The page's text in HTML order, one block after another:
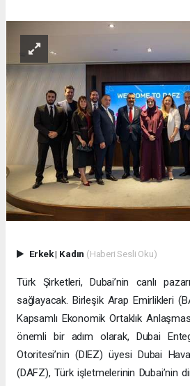
Erkek| Kadın (Haberi Sesli Oku)
Türk Şirketleri, Dubai’nin canlı
sağlayacak. Birleşik Arap Emirlikleri
Kapsamlı Ekonomik Ortaklık
önemli bir adım olarak, Dubai
Otoritesi’nin (DIEZ) üyesi Dubai
(DAFZ), Türk işletmelerinin Dubai’nin